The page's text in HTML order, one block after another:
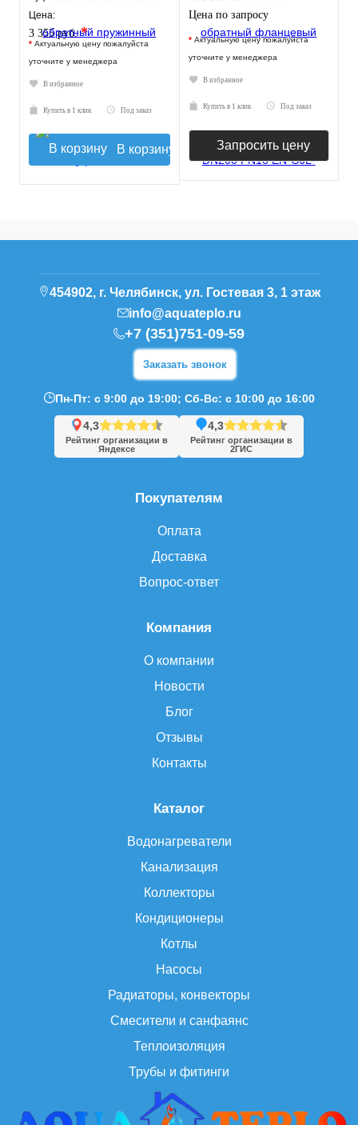
седлом
Цена:
3 355 руб.*
* Актуальную цену пожалуйста
уточните у менеджера
В избранное
Купить в 1 клик Под заказ
В корзину
Цена по запросу
* Актуальную цену пожалуйста
уточните у менеджера
В избранное
Купить в 1 клик Под заказ
Запросить цену
Каталог
Водонагреватели
Канализация
Коллекторы
Кондиционеры
Котлы
Насосы
Радиаторы, конвекторы
Смесители и санфаянс
Теплоизоляция
Трубы и фитинги
Компания
О компании
Новости
Блог
Отзывы
Контакты
Покупателям
Оплата
Доставка
Вопрос-ответ
454902, г. Челябинск, ул. Гостевая 3, 1 этаж
info@aquateplo.ru
+7 (351)751-09-59
Заказать звонок
Пн-Пт: с 9:00 до 19:00; Сб-Вс: с 10:00 до 16:00
4,3
Рейтинг организации в
Яндексе
4,3
Рейтинг организации в
2ГИС